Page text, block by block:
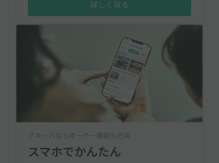
詳しく見る
アキッパならオーナー機能も充実
スマホでかんたん